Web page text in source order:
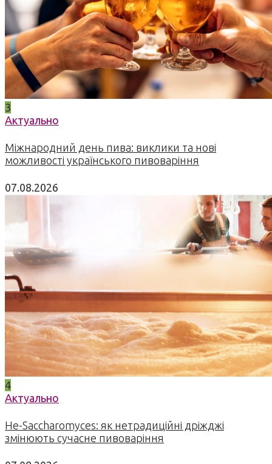
3
Актуально
Міжнародний день пива: виклики та нові
можливості українського пивоваріння
07.08.2026
4
Актуально
Не-Saccharomyces: як нетрадиційні дріжджі
змінюють сучасне пивоваріння